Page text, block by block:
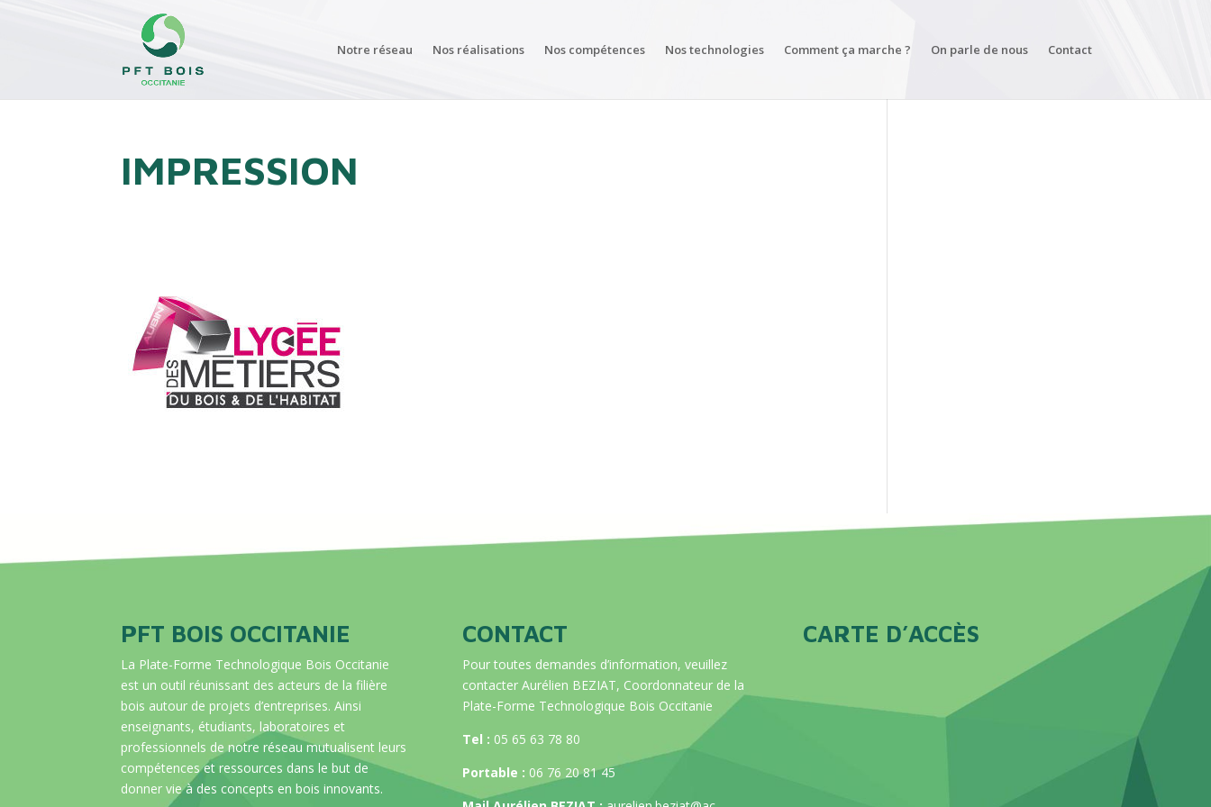
Notre réseau Nos réalisations Nos compétences Nos technologies Comment ça marche ? On parle de nous Contact
IMPRESSION
PFT BOIS OCCITANIE
La Plate-Forme Technologique Bois Occitanie
est un outil réunissant des acteurs de la filière
bois autour de projets d’entreprises. Ainsi
enseignants, étudiants, laboratoires et
professionnels de notre réseau mutualisent leurs
compétences et ressources dans le but de
donner vie à des concepts en bois innovants.
CONTACT
Pour toutes demandes d’information, veuillez
contacter Aurélien BEZIAT, Coordonnateur de la
Plate-Forme Technologique Bois Occitanie
Tel : 05 65 63 78 80
Portable : 06 76 20 81 45
CARTE D’ACCÈS